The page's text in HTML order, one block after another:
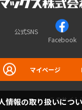
情報の取り扱いにつ
公式SNS
Facebook
マイページ
このサイト